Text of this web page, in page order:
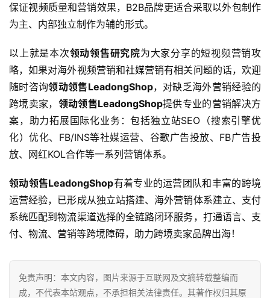
保证视频质量和营销效果，B2B品牌更适合采取以外包制作
为主、内部独立制作为辅的形式。
以上就是本次领动领售研究院为大家分享的短视频营销攻
略，如果对海外视频营销和社媒营销有相关问题的话，欢迎
随时咨询领动领售LeadongShop，对缺乏海外营销经验的
跨境卖家， 领动领售LeadongShop提供专业的营销解决方
案，助力拓展国际化业务：包括独立站SEO（搜索引擎优
化）优化、FB/INS等社媒运营、谷歌广告投放、FB广告投
放、网红KOL合作等一系列营销体系。
领动领售LeadongShop有着专业的运营团队和丰富的跨境
运营经验，已形成从独立站搭建、海外营销体系建立、支付
系统匹配到物流渠道选择的全链路闭环服务，打通语言、支
付、物流、营销等跨境障碍，助力跨境卖家品牌出海！
免责声明：本文内容，图片来源于互联网及文摘转载整编而
成，不代表本站观点，不承担相关法律责任。其著作权归其原